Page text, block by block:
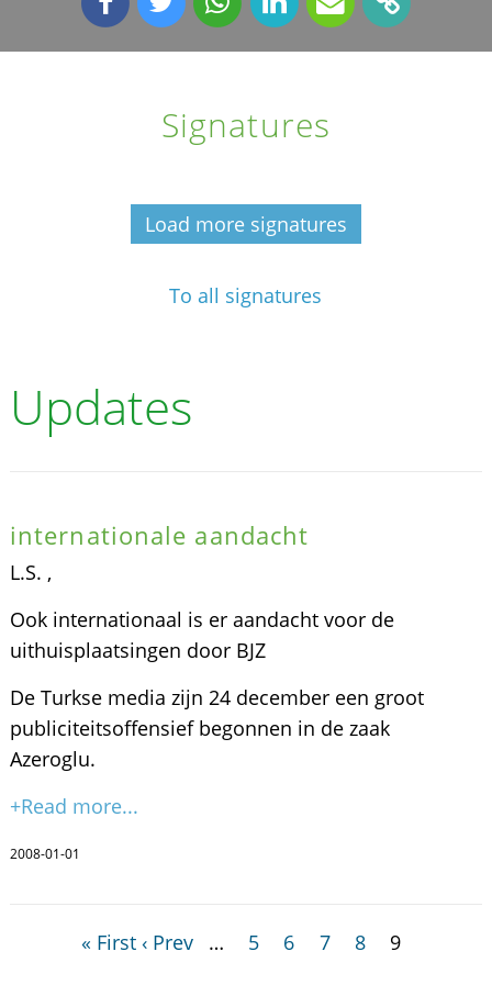
Signatures
Load more signatures
To all signatures
Updates
internationale aandacht
L.S. ,
Ook internationaal is er aandacht voor de
uithuisplaatsingen door BJZ
De Turkse media zijn 24 december een groot
publiciteitsoffensief begonnen in de zaak
Azeroglu.
+Read more...
2008-01-01
« First ‹ Prev … 5 6 7 8 9